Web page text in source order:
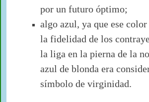
por un futuro óptimo;
algo azul, ya que ese color
la fidelidad de los
la liga en la pierna de la
azul de blonda era
símbolo de virginidad.